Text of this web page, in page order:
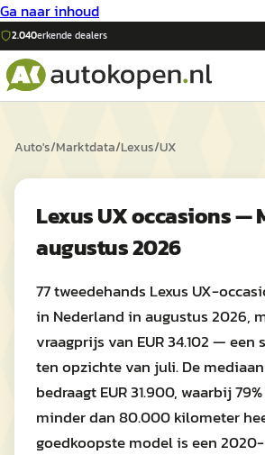
Ga naar inhoud
2.040erkende dealers
Auto's/Marktdata/Lexus/UX
Lexus UX occasions —
augustus 2026
77 tweedehands Lexus UX-
in Nederland in augustus 2026,
vraagprijs van EUR 34.102 — een
ten opzichte van juli. De
bedraagt EUR 31.900, waarbij
minder dan 80.000 kilometer
goedkoopste model is een